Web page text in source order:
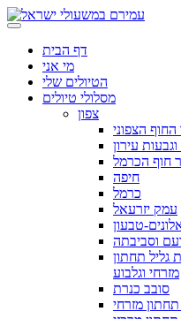
דף הבית
מי אני
הטיולים שלי
מסלולי טיולים
צפון
החוף הצפוני
עירון
חוף הכרמל
חיפה
כרמל
עמק יזרעאל
טבעון
וסביבתה
גליל תחתון
מזרחי וגלבוע
סובב כנרת
תחתון מזרחי